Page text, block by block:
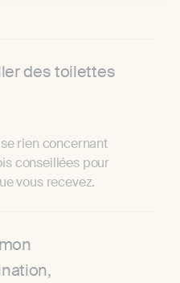
des toilettes
rien concernant
conseillées pour
vous recevez.